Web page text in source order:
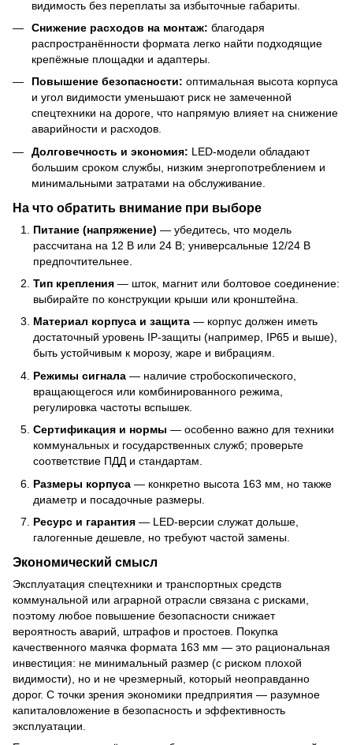
видимость без переплаты за избыточные габариты.
Снижение расходов на монтаж: благодаря
распространённости формата легко найти подходящие
крепёжные площадки и адаптеры.
Повышение безопасности: оптимальная высота корпуса
и угол видимости уменьшают риск не замеченной
спецтехники на дороге, что напрямую влияет на снижение
аварийности и расходов.
Долговечность и экономия: LED-модели обладают
большим сроком службы, низким энергопотреблением и
минимальными затратами на обслуживание.
На что обратить внимание при выборе
Питание (напряжение) — убедитесь, что модель
рассчитана на 12 В или 24 В; универсальные 12/24 В
предпочтительнее.
Тип крепления — шток, магнит или болтовое соединение:
выбирайте по конструкции крыши или кронштейна.
Материал корпуса и защита — корпус должен иметь
достаточный уровень IP-защиты (например, IP65 и выше),
быть устойчивым к морозу, жаре и вибрациям.
Режимы сигнала — наличие стробоскопического,
вращающегося или комбинированного режима,
регулировка частоты вспышек.
Сертификация и нормы — особенно важно для техники
коммунальных и государственных служб; проверьте
соответствие ПДД и стандартам.
Размеры корпуса — конкретно высота 163 мм, но также
диаметр и посадочные размеры.
Ресурс и гарантия — LED-версии служат дольше,
галогенные дешевле, но требуют частой замены.
Экономический смысл
Эксплуатация спецтехники и транспортных средств
коммунальной или аграрной отрасли связана с рисками,
поэтому любое повышение безопасности снижает
вероятность аварий, штрафов и простоев. Покупка
качественного маячка формата 163 мм — это рациональная
инвестиция: не минимальный размер (с риском плохой
видимости), но и не чрезмерный, который неоправданно
дорог. С точки зрения экономики предприятия — разумное
капиталовложение в безопасность и эффективность
эксплуатации.